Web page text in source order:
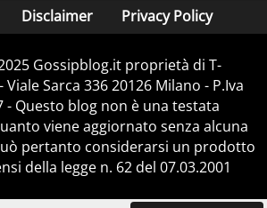
Disclaimer Privacy Policy
Gossipblog.it proprietà di T-
Sarca 336 20126 Milano - P.Iva
- Questo blog non è una testata
viene aggiornato senza alcuna
pertanto considerarsi un prodotto
della legge n. 62 del 07.03.2001